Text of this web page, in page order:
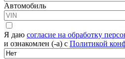
Автомобиль
Я даю согласие на обработку
и ознакомлен (-а) с Политикой